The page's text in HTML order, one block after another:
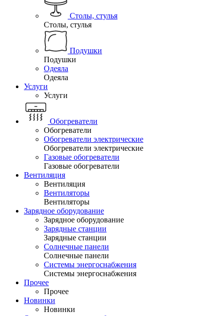
Столы, стулья
Столы, стулья
Подушки
Подушки
Одеяла
Одеяла
Услуги
Услуги
Обогреватели
Обогреватели
Обогреватели электрические
Обогреватели электрические
Газовые обогреватели
Газовые обогреватели
Вентиляция
Вентиляция
Вентиляторы
Вентиляторы
Зарядное оборудование
Зарядное оборудование
Зарядные станции
Зарядные станции
Солнечные панели
Солнечные панели
Системы энергоснабжения
Системы энергоснабжения
Прочее
Прочее
Новинки
Новинки